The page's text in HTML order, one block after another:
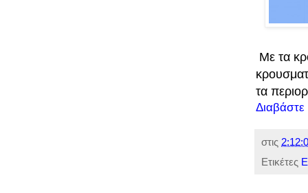
Με τα
τα
στις
Ετικέτες